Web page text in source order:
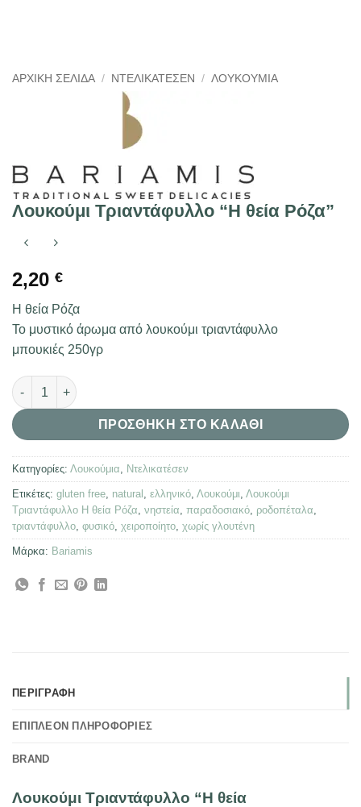
ΑΡΧΙΚΉ ΣΕΛΊΔΑ / ΝΤΕΛΙΚΑΤΈΣΕΝ / ΛΟΥΚΟΎΜΙΑ
Λουκούμι Τριαντάφυλλο “Η θεία Ρόζα”
2,20 €
Η θεία Ρόζα
Το μυστικό άρωμα από λουκούμι τριαντάφυλλο
μπουκιές 250γρ
Λουκούμι Τριαντάφυλλο "Η θεία Ρόζα" ποσότητα
ΠΡΟΣΘΉΚΗ ΣΤΟ ΚΑΛΆΘΙ
Κατηγορίες: Λουκούμια, Ντελικατέσεν
Ετικέτες: gluten free, natural , ελληνικό, Λουκούμι, Λουκούμι
Τριαντάφυλλο Η θεία Ρόζα, νηστεία, παραδοσιακό, ροδοπέταλα,
τριαντάφυλλο, φυσικό, χειροποίητο, χωρίς γλουτένη
Μάρκα: Bariamis
ΠΕΡΙΓΡΑΦΉ
ΕΠΙΠΛΈΟΝ ΠΛΗΡΟΦΟΡΊΕΣ
BRAND
Λουκούμι Τριαντάφυλλο “Η θεία